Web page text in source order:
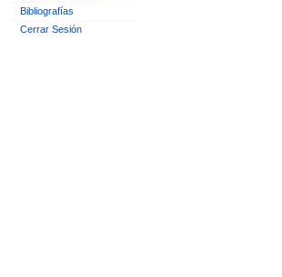
Bibliografías
Cerrar Sesión